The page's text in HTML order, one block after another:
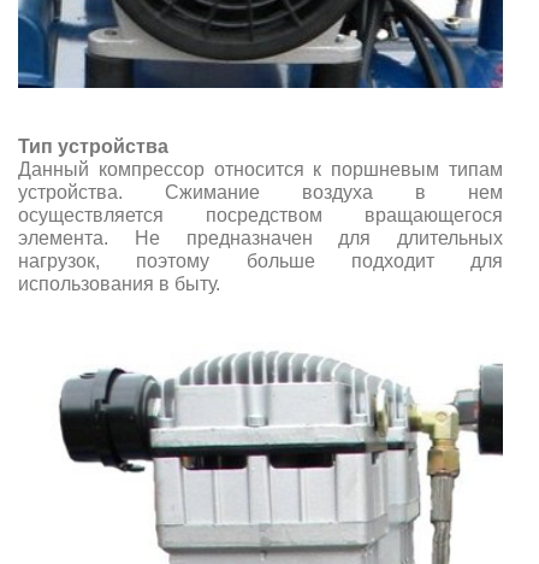
Тип устройства
Данный компрессор относится к поршневым типам
устройства. Сжимание воздуха в нем
осуществляется посредством вращающегося
элемента. Не предназначен для длительных
нагрузок, поэтому больше подходит для
использования в быту.